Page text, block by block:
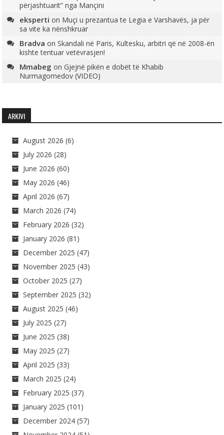
përjashtuarit” nga Mançini
eksperti on Muçi u prezantua te Legia e Varshavës, ja për
sa vite ka nënshkruar
Bradva onSkandali në Paris, Kultesku, arbitri që në 2008-ën
kishte tentuar vetëvrasjen!
Mmabeg onGjejnë pikën e dobët të Khabib
Nurmagomedov (VIDEO)
ARKIVI
August 2026 (6)
July 2026 (28)
June 2026 (60)
May 2026 (46)
April 2026 (67)
March 2026 (74)
February 2026 (32)
January 2026 (81)
December 2025 (47)
November 2025 (43)
October 2025 (27)
September 2025 (32)
August 2025 (46)
July 2025 (27)
June 2025 (38)
May 2025 (27)
April 2025 (33)
March 2025 (24)
February 2025 (37)
January 2025 (101)
December 2024 (57)